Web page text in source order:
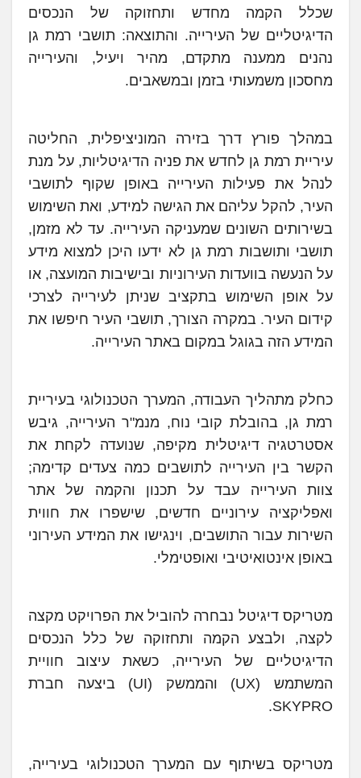
שכלל הקמה מחדש ותחזוקה של הנכסים
הדיגיטליים של העירייה. והתוצאה: תושבי רמת גן
נהנים ממענה מתקדם, מהיר ויעיל, והעירייה
מחסכון משמעותי בזמן ובמשאבים.
במהלך פורץ דרך בזירה המוניציפלית, החליטה
עיריית רמת גן לחדש את פניה הדיגיטליות, על מנת
לנהל את פעילות העירייה באופן שקוף לתושבי
העיר, להקל עליהם את הגישה למידע, ואת השימוש
בשירותים השונים שמעניקה העירייה. עד לא מזמן,
תושבי ותושבות רמת גן לא ידעו היכן למצוא מידע
על הנעשה בוועדות העירוניות ובישיבות המועצה, או
על אופן השימוש בתקציב שניתן לעירייה לצרכי
קידום העיר. במקרה הצורך, תושבי העיר חיפשו את
המידע הזה בגוגל במקום באתר העירייה.
כחלק מתהליך העבודה, המערך הטכנולוגי בעיריית
רמת גן, בהובלת קובי נוח, מנמ"ר העירייה, גיבש
אסטרטגיה דיגיטלית מקיפה, שנועדה לקחת את
הקשר בין העירייה לתושבים כמה צעדים קדימה;
צוות העירייה עבד על תכנון והקמה של אתר
ואפליקציה עירוניים חדשים, שישפרו את חווית
השירות עבור התושבים, וינגישו את המידע העירוני
באופן אינטואיטיבי ואופטימלי.
מטריקס דיגיטל נבחרה להוביל את הפרויקט מקצה
לקצה, ולבצע הקמה ותחזוקה של כלל הנכסים
הדיגיטליים של העירייה, כשאת עיצוב חוויית
המשתמש (UX) והממשק (UI) ביצעה חברת
SKYPRO.
מטריקס בשיתוף עם המערך הטכנולוגי בעירייה,